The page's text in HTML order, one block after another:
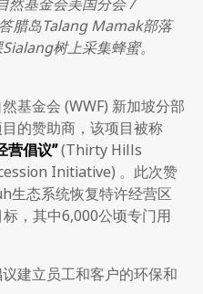
腊岛Talang Mamak部落
树上采集蜂蜜。
基金会 (WWF) 新加坡分部
的赞助商，该项目被称
营倡议”(Thirty Hills
Initiative) 。此次赞
态系统恢复特许经营区
，其中6,000公顷专门用
建立员工和客户的环保和